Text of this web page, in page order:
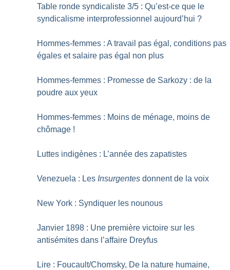
Table ronde syndicaliste 3/5 : Qu’est-ce que le
syndicalisme interprofessionnel aujourd’hui ?
Hommes-femmes : A travail pas égal, conditions pas
égales et salaire pas égal non plus
Hommes-femmes : Promesse de Sarkozy : de la
poudre aux yeux
Hommes-femmes : Moins de ménage, moins de
chômage !
Luttes indigènes : L’année des zapatistes
Venezuela : Les Insurgentes donnent de la voix
New York : Syndiquer les nounous
Janvier 1898 : Une première victoire sur les
antisémites dans l’affaire Dreyfus
Lire : Foucault/Chomsky, De la nature humaine,